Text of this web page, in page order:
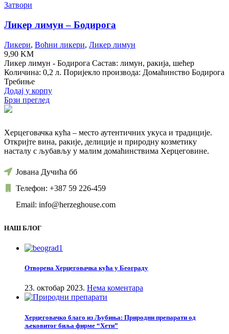
Затвори
Ликер лимун – Бодирога
Ликери, Воћни ликери, Ликер лимун
9,90 KM
Ликер лимун - Бодирога Састав: лимун, ракија, шећер
Количина: 0,2 л. Поријекло производа: Домаћинство Бодирога
Требиње
Додај у корпу
Брзи преглед
Херцеговачка кућа – место аутентичних укуса и традиције.
Откријте вина, ракије, делиције и природну козметику
насталу с љубављу у малим домаћинствима Херцеговине.
Јована Дучића бб
Телефон: +387 59 226-459
Email: info@herzeghouse.com
НАШ БЛОГ
Отворена Херцеговачка кућа у Београду
23. октобар 2023. Нема коментара
Херцеговачко благо из Љубиња: Природни препарати од
љековитог биља фирме “Хети”